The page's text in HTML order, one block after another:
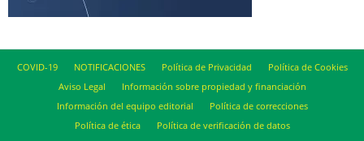
COVID-19 NOTIFICACIONES Política de Privacidad
Política de Cookies
Aviso Legal
Información sobre propiedad y financiación
Información del equipo editorial
Política de correcciones
Política de ética
Política de verificación de datos